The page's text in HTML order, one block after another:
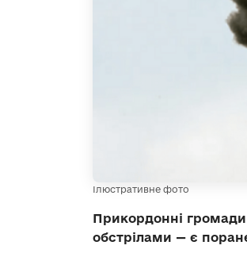
Ілюстративне фото
Прикордонні
обстрілами — є